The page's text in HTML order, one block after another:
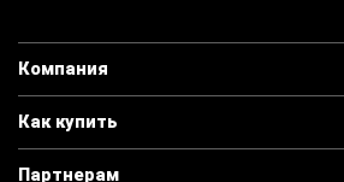
Компания
Как купить
Партнерам